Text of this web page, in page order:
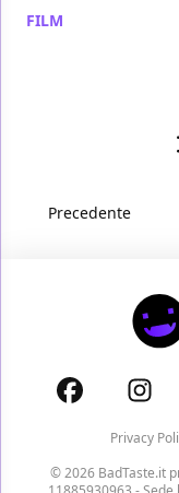
FILM
Precedente
Privacy
© 2026 BadTaste.it